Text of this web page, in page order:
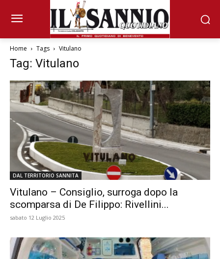
Home Tags Vitulano
Tag: Vitulano
DAL TERRITORIO SANNITA
Vitulano – Consiglio, surroga dopo la
scomparsa di De Filippo: Rivellini...
sabato 12 Luglio 2025